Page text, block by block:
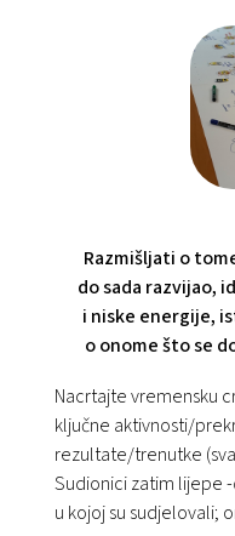
Razmišljati o
do sada razvijao,
i niske energije,
o onome što se
Nacrtajte vremensku
ključne aktivnosti/
rezultate/trenutke
Sudionici zatim lijepe
u kojoj su sudjelovali;